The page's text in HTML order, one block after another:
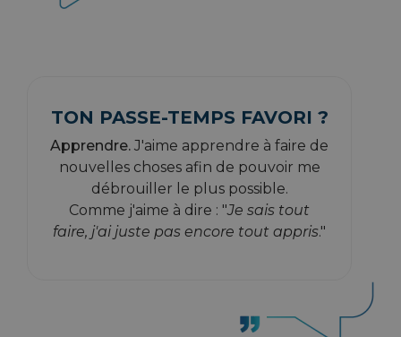
TON PASSE-TEMPS FAVORI ?
Apprendre. J'aime apprendre à faire de
nouvelles choses afin de pouvoir me
débrouiller le plus possible.
Comme j'aime à dire : "Je sais tout
faire, j'ai juste pas encore tout appris."